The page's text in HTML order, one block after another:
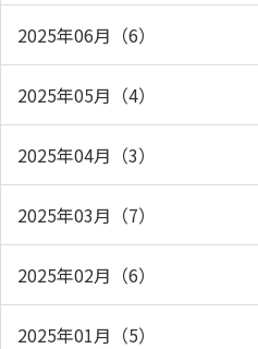
2025年06月（6）
2025年05月（4）
2025年04月（3）
2025年03月（7）
2025年02月（6）
2025年01月（5）